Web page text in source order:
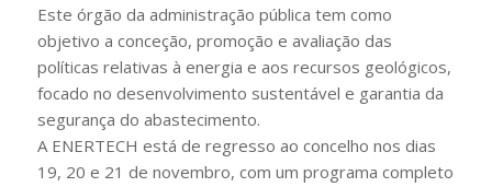
Este órgão da administração pública tem como
objetivo a conceção, promoção e avaliação das
políticas relativas à energia e aos recursos geológicos,
focado no desenvolvimento sustentável e garantia da
segurança do abastecimento.
A ENERTECH está de regresso ao concelho nos dias
19, 20 e 21 de novembro, com um programa completo